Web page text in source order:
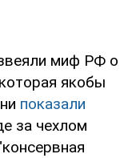
миф РФ о
якобы
показали
за чехлом